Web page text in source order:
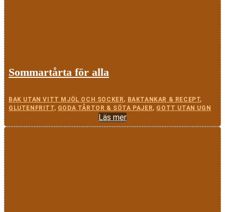
Sommartårta för alla
BAK UTAN VITT MJÖL OCH SOCKER, BAKTANKAR & RECEPT,
GLUTENFRITT, GODA TÅRTOR & SÖTA PAJER, GOTT UTAN UGN
Läs mer